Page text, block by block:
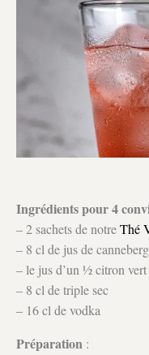
Ingrédients pour 4
– 2 sachets de notreThé
– 8 cl de jus de
– le jus d’un ½ citron vert
– 8 cl de triple sec
– 16 cl de vodka
Préparation :